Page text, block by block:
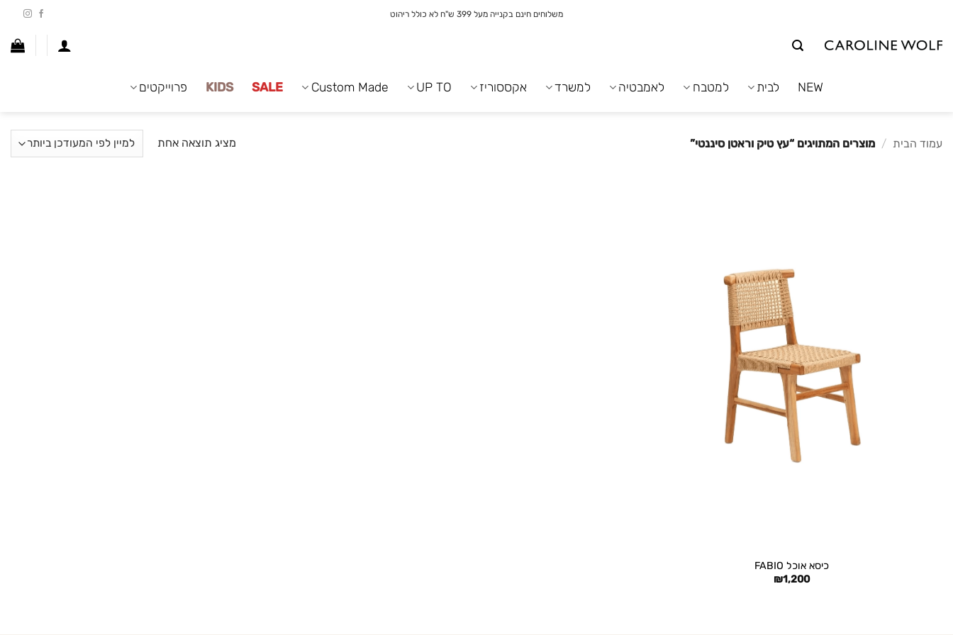
משלוחים חינם בקנייה מעל 399 ש"ח לא כולל ריהוט
NEW לבית למטבח לאמבטיה למשרד אקססוריז UP TO
Custom Made
SALE
KIDS פרוייקטים
עמוד הבית / מוצרים המתויגים “עץ טיק וראטן סיננטי” מציג תוצאה אחת
כיסא אוכל FABIO
₪1,200